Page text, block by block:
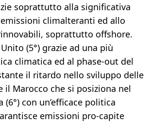
soprattutto alla significativa
climalteranti ed allo
soprattutto offshore.
(5°) grazie ad una più
climatica ed al phase-out del
il ritardo nello sviluppo delle
il Marocco che si posiziona nel
con un’efficace politica
emissioni pro-capite